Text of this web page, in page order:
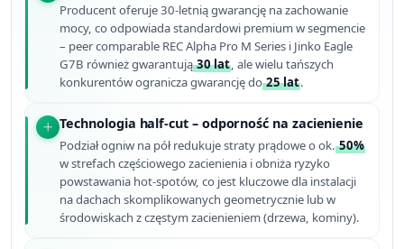
Producent oferuje 30-letnią gwarancję na zachowanie
mocy, co odpowiada standardowi premium w segmencie
– peer comparable REC Alpha Pro M Series i Jinko Eagle
G7B również gwarantują30 lat, ale wielu tańszych
konkurentów ogranicza gwarancję do25 lat.
Technologia half-cut – odporność na zacienienie
Podział ogniw na pół redukuje straty prądowe o ok.50%
w strefach częściowego zacienienia i obniża ryzyko
powstawania hot-spotów, co jest kluczowe dla instalacji
na dachach skomplikowanych geometrycznie lub w
środowiskach z częstym zacienieniem (drzewa, kominy).